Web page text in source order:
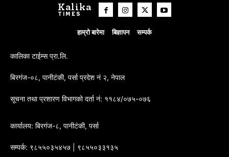
Kalika
TIMES
हाम्रो बारेमा बिज्ञापन सम्पर्क
कालिका टाईम्स प्रा.लि.
बिरगंज-०८, पानीटंकी, पर्सा प्रदेश नं २, नेपाल
सूचना तथा प्रशारण विभागको दर्ता नं: ११८४/०७५-०७६
कार्यालय: बिरगंज-८, पानीटंकी, पर्सा
सम्पर्क: ९८५५०३५४५७ | ९८५५०३३१३५